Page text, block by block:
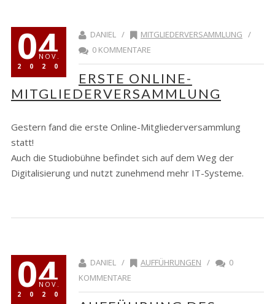
04
NOV.
2020
DANIEL / MITGLIEDERVERSAMMLUNG /
0 KOMMENTARE
ERSTE ONLINE-
MITGLIEDERVERSAMMLUNG
Gestern fand die erste Online-Mitgliederversammlung
statt!
Auch die Studiobühne befindet sich auf dem Weg der
Digitalisierung und nutzt zunehmend mehr IT-Systeme.
04
NOV.
2020
DANIEL / AUFFÜHRUNGEN /
0
KOMMENTARE